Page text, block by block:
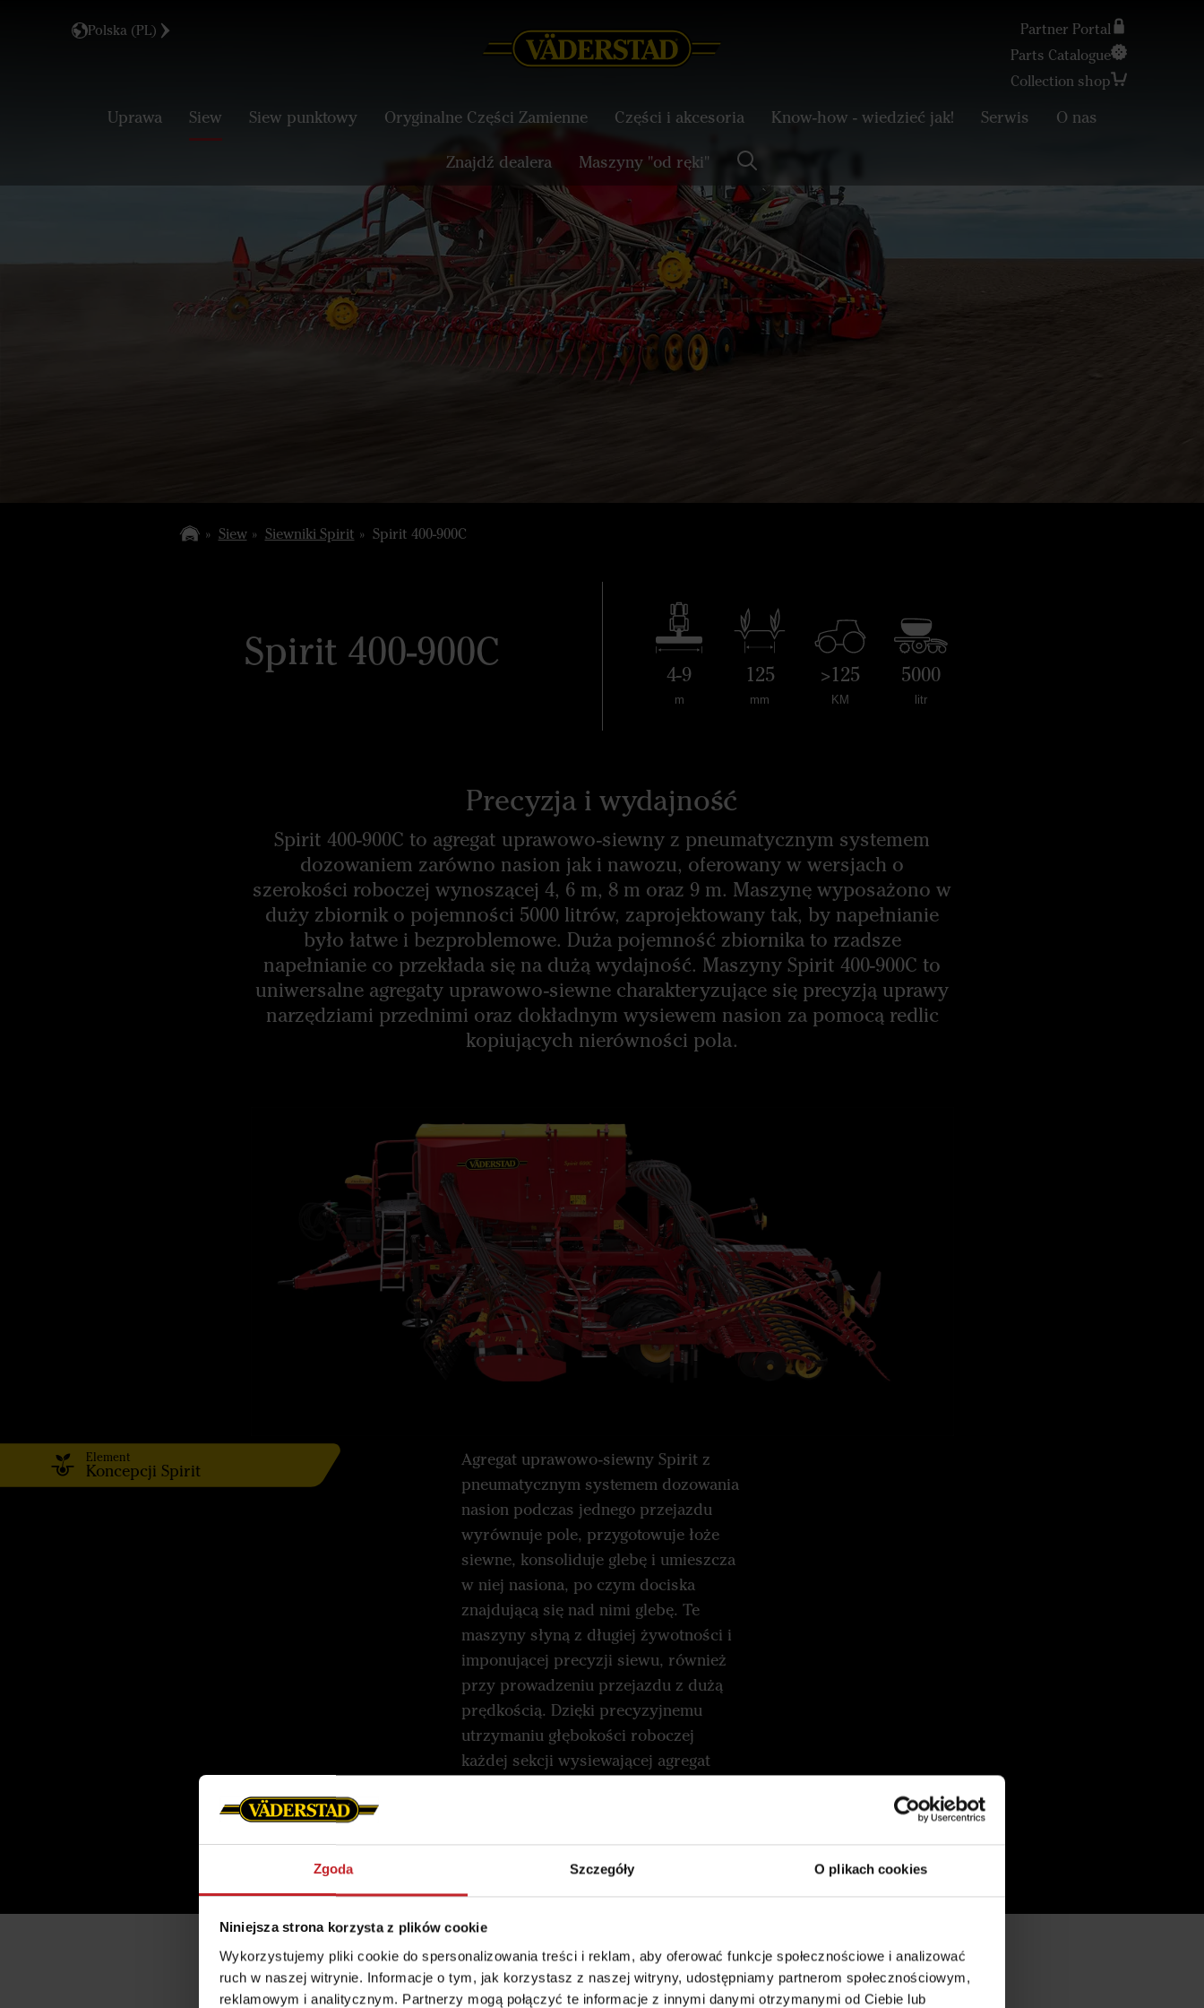
Zgoda Szczegóły O plikach cookies
Niniejsza strona korzysta z plików cookie
Wykorzystujemy pliki cookie do spersonalizowania treści i reklam, aby oferować funkcje społecznościowe i analizować
ruch w naszej witrynie. Informacje o tym, jak korzystasz z naszej witryny, udostępniamy partnerom społecznościowym,
reklamowym i analitycznym. Partnerzy mogą połączyć te informacje z innymi danymi otrzymanymi od Ciebie lub
Polska (PL)
Partner Portal
Parts Catalogue
Collection shop
Uprawa Siew Siew punktowy Oryginalne Części Zamienne Części i akcesoria Know-how - wiedzieć jak! Serwis O nas
Znajdź dealera Maszyny "od ręki"
Siew Siewniki Spirit Spirit 400-900C
Spirit 400-900C
4-9
m
125
mm
>125
KM
5000
litr
Precyzja i wydajność
Spirit 400-900C to agregat uprawowo-siewny z pneumatycznym systemem
dozowaniem zarówno nasion jak i nawozu, oferowany w wersjach o
szerokości roboczej wynoszącej 4, 6 m, 8 m oraz 9 m. Maszynę wyposażono w
duży zbiornik o pojemności 5000 litrów, zaprojektowany tak, by napełnianie
było łatwe i bezproblemowe. Duża pojemność zbiornika to rzadsze
napełnianie co przekłada się na dużą wydajność. Maszyny Spirit 400-900C to
uniwersalne agregaty uprawowo-siewne charakteryzujące się precyzją uprawy
narzędziami przednimi oraz dokładnym wysiewem nasion za pomocą redlic
kopiujących nierówności pola.
Element
Koncepcji Spirit
Agregat uprawowo-siewny Spirit z
pneumatycznym systemem dozowania
nasion podczas jednego przejazdu
wyrównuje pole, przygotowuje łoże
siewne, konsoliduje glebę i umieszcza
w niej nasiona, po czym dociska
znajdującą się nad nimi glebę. Te
maszyny słyną z długiej żywotności i
imponującej precyzji siewu, również
przy prowadzeniu przejazdu z dużą
prędkością. Dzięki precyzyjnemu
utrzymaniu głębokości roboczej
każdej sekcji wysiewającej agregat